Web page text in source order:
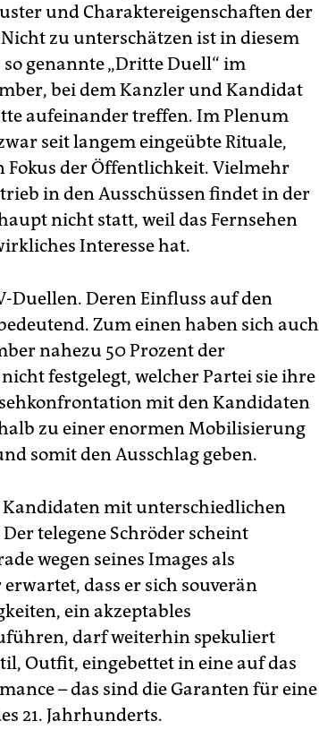
und Charaktereigenschaften der
zu unterschätzen ist in diesem
genannte „Dritte Duell“ im
bei dem Kanzler und Kandidat
aufeinander treffen. Im Plenum
seit langem eingeübte Rituale,
Fokus der Öffentlichkeit. Vielmehr
in den Ausschüssen findet in der
nicht statt, weil das Fernsehen
Interesse hat.
Duellen. Deren Einfluss auf den
Zum einen haben sich auch
nahezu 50 Prozent der
festgelegt, welcher Partei sie ihre
mit den Kandidaten
zu einer enormen Mobilisierung
somit den Ausschlag geben.
mit unterschiedlichen
telegene Schröder scheint
wegen seines Images als
dass er sich souverän
ein akzeptables
darf weiterhin spekuliert
Outfit, eingebettet in eine auf das
– das sind die Garanten für eine
21. Jahrhunderts.